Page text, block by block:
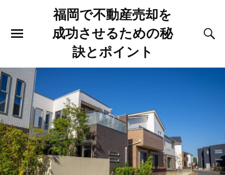
福岡で不動産売却を
成功させるための秘
訣とポイント